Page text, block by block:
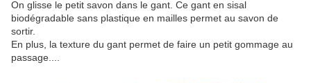
On glisse le petit savon dans le gant. Ce gant en sisal
biodégradable sans plastique en mailles permet au savon de
sortir.
En plus, la texture du gant permet de faire un petit gommage au
passage....